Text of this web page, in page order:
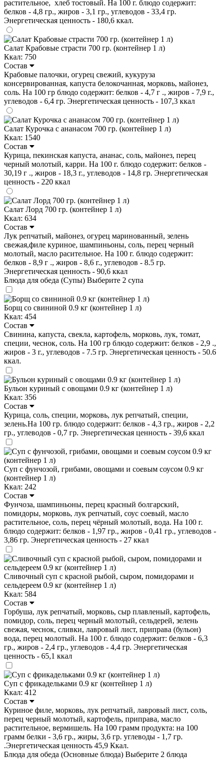
растительное, хлеб тостовый. На 100 г. блюдо содержит:
белков - 4,8 гр., жиров - 3,1 гр., углеводов - 33,4 гр.
Энергетическая ценность - 180,6 ккал.
Салат Крабовые страсти 700 гр. (контейнер 1 л)
Ккал: 750
Состав
Крабовые палочки, огурец свежий, кукуруза
консервированная, капуста белокочанная, морковь, майонез,
соль. На 100 гр блюдо содержит: белков - 4,7 г ., жиров - 7,9 г.,
углеводов - 6,4 гр. Энергетическая ценность - 107,3 ккал
Салат Курочка с ананасом 700 гр. (контейнер 1 л)
Ккал: 1540
Состав
Курица, пекинская капуста, ананас, соль, майонез, перец
черный молотый, карри. На 100 г. блюдо содержит: белков -
30,19 г ., жиров - 18,3 г., углеводов - 14,8 гр. Энергетическая
ценность - 220 ккал
Салат Лорд 700 гр. (контейнер 1 л)
Ккал: 634
Состав
Лук репчатый, майонез, огурец маринованный, зелень
свежая,филе куриное, шампиньоны, соль, перец черный
молотый, масло расительное. На 100 г. блюдо содержит:
белков - 8,9 г ., жиров - 8,6 г., углеводов - 8.5 гр.
Энергетическая ценность - 90,6 ккал
Блюда для обеда (Супы) Выберите 2 супа
Борщ со свининой 0.9 кг (контейнер 1 л)
Ккал: 454
Состав
Свинина, капуста, свекла, картофель, морковь, лук, томат,
специи, чеснок, соль. На 100 гр блюдо содержит: белков - 2,9 .,
жиров - 3 г., углеводов - 7.5 гр. Энергетическая ценность - 50.6
ккал.
Бульон куриный с овощами 0.9 кг (контейнер 1 л)
Ккал: 356
Состав
Курица, соль, специи, морковь, лук репчатый, специи,
зелень.На 100 гр. блюдо содержит: белков - 4,3 гр., жиров - 2,2
гр., углеводов - 0,7 гр. Энергетическая ценность - 39,6 ккал
Суп с фунчозой, грибами, овощами и соевым соусом 0.9 кг
(контейнер 1 л)
Ккал: 242
Состав
Фунчоза, шампиньоны, перец красный болгарский,
помидоры, морковь, лук репчатый, соус соевый, масло
растительное, соль, перец чёрный молотый, вода. На 100 г.
блюдо содержит: белков - 1,97 гр., жиров - 0,41 гр., углеводов -
3,86 гр. Энергетическая ценность - 27 ккал
Сливочный суп с красной рыбой, сыром, помидорами и
сельдереем 0.9 кг (контейнер 1 л)
Ккал: 584
Состав
Горбуша, лук репчатый, морковь, сыр плавленый, картофель,
помидор, соль, перец черный молотый, сельдерей, зелень
свежая, чеснок, сливки, лавровый лист, приправа (бульон)
вода, перец молотый. На 100 г. блюдо содержит: белков - 6,3
гр., жиров - 2,4 гр., углеводов - 4,4 гр. Энергетическая
ценность - 65,1 ккал
Суп с фрикадельками 0.9 кг (контейнер 1 л)
Ккал: 412
Состав
Куриное филе, морковь, лук репчатый, лавровый лист, соль,
перец черный молотый, картофель, приправа, масло
растительное, вермишель. На 100 грамм продукта: на 100
грамм белки - 3,6 гр., жиры, 3,6 гр. углеводы - 1,7 гр.
.Энергетическая ценность 45,9 Ккал.
Блюда для обеда (Основные блюда) Выберите 2 блюда